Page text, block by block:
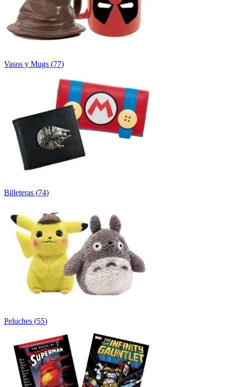
Vasos y Mugs (77)
Billeteras (74)
Peluches (55)